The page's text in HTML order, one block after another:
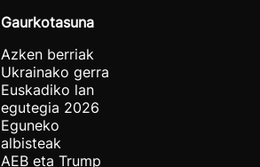
Gaurkotasuna
Azken berriak
Ukrainako gerra
Euskadiko lan
egutegia 2026
Eguneko
albisteak
AEB eta Trump